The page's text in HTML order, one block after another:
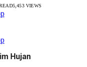
5,453VIEWS
Hujan